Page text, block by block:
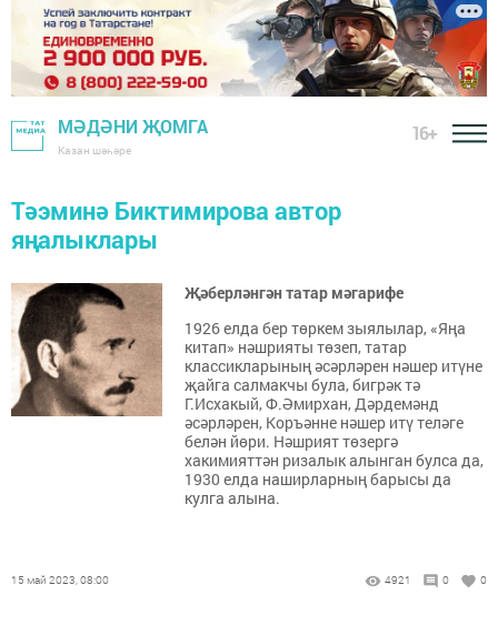
МӘДӘНИ ҖОМГА
Казан шәһәре
16+
Тәэминә Биктимирова автор
яңалыклары
Җәберләнгән татар мәгарифе
1926 елда бер төркем зыялылар, «Яңа
китап» нәшрияты төзеп, татар
классикларының әсәрләрен нәшер итүне
җайга салмакчы була, бигрәк тә
Г.Исхакый, Ф.Әмирхан, Дәрдемәнд
әсәрләрен, Коръәнне нәшер итү теләге
белән йөри. Нәшрият төзергә
хакимияттән ризалык алынган булса да,
1930 елда наширларның барысы да
кулга алына.
15 май 2023, 08:00 4921 0 0